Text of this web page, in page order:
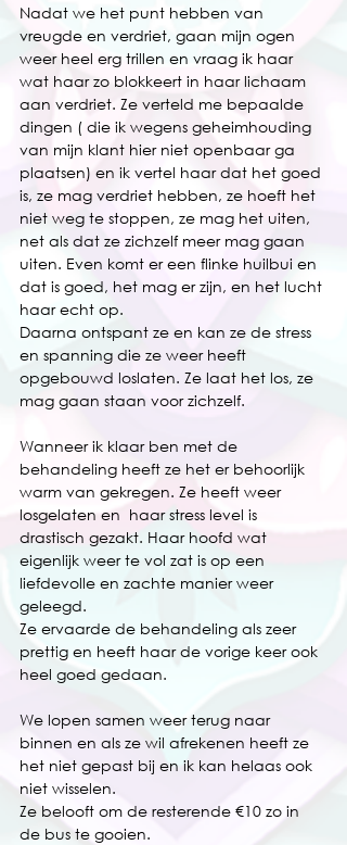
Nadat we het punt hebben van
vreugde en verdriet, gaan mijn ogen
weer heel erg trillen en vraag ik haar
wat haar zo blokkeert in haar lichaam
aan verdriet. Ze verteld me bepaalde
dingen ( die ik wegens geheimhouding
van mijn klant hier niet openbaar ga
plaatsen) en ik vertel haar dat het goed
is, ze mag verdriet hebben, ze hoeft het
niet weg te stoppen, ze mag het uiten,
net als dat ze zichzelf meer mag gaan
uiten. Even komt er een flinke huilbui en
dat is goed, het mag er zijn, en het lucht
haar echt op.
Daarna ontspant ze en kan ze de stress
en spanning die ze weer heeft
opgebouwd loslaten. Ze laat het los, ze
mag gaan staan voor zichzelf.
Wanneer ik klaar ben met de
behandeling heeft ze het er behoorlijk
warm van gekregen. Ze heeft weer
losgelaten en  haar stress level is
drastisch gezakt. Haar hoofd wat
eigenlijk weer te vol zat is op een
liefdevolle en zachte manier weer
geleegd.
Ze ervaarde de behandeling als zeer
prettig en heeft haar de vorige keer ook
heel goed gedaan.
We lopen samen weer terug naar
binnen en als ze wil afrekenen heeft ze
het niet gepast bij en ik kan helaas ook
niet wisselen.
Ze belooft om de resterende €10 zo in
de bus te gooien.